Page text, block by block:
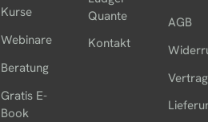
Kurse
Webinare
Beratung
Gratis E-
Book
Quante
Kontakt
AGB